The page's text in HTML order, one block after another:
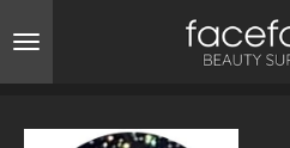
direct
hoofdinhoud